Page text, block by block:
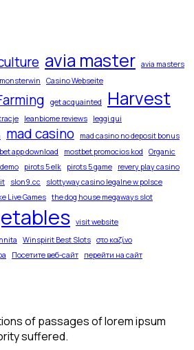
avia master avia masters
Casino Webseite
get acquainted Harvest
leanbiome reviews
leggi qui
mad casino
mad casino no deposit bonus
app download mostbet promocios kod
Organic
pirots 5 elk pirots 5 game
revery play casino
slon9.cc
slottyway casino legalne w polsce
Live Games the dog house megaways slot
visit website
Winspirit Best Slots στο καζίνο
Посетите веб-сайт
перейти на сайт
of passages of lorem ipsum
suffered.